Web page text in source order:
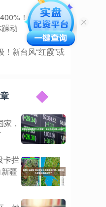
！氧化钇疯
动
新台风“红霞”或
，
卡拦
疆